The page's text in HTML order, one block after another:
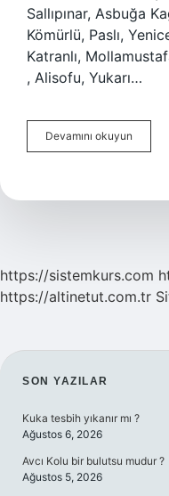
Sallıpınar, Asbuğa
Kömürlü, Paslı,
Katranlı,
, Alisofu, Yukarı…
Devamını okuyun
De
Mı
https://sistemkurs.com
https://altinetut.com.tr
SIDEBAR
SON YAZILAR
Kuka tesbih yıkanır mı ?
Ağustos 6, 2026
Avcı Kolu bir bulutsu mudur ?
Ağustos 5, 2026